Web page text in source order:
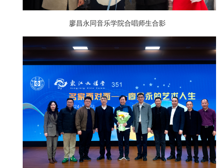
廖昌永同音乐学院合唱师生合影